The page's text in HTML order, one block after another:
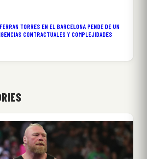
TORRES EN EL BARCELONA PENDE DE UN
CONTRACTUALES Y COMPLEJIDADES